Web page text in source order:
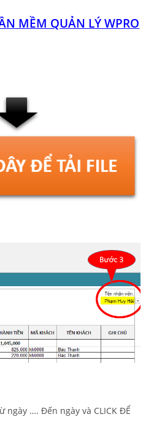
MỀM QUẢN LÝ WPRO
ngày …. Đến ngày và CLICK ĐỂ